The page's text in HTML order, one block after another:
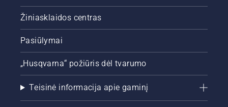
Žiniasklaidos centras
Pasiūlymai
„Husqvarna“ požiūris dėl tvarumo
Teisinė informacija apie gaminį